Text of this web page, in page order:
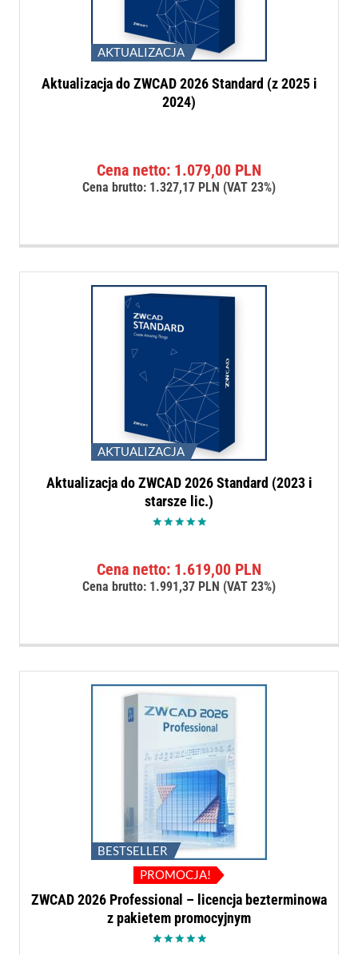
AKTUALIZACJA
Aktualizacja do ZWCAD 2026 Standard (z 2025 i
2024)
Cena netto: 1.079,00 PLN
Cena brutto: 1.327,17 PLN (VAT 23%)
AKTUALIZACJA
Aktualizacja do ZWCAD 2026 Standard (2023 i
starsze lic.)
Cena netto: 1.619,00 PLN
Cena brutto: 1.991,37 PLN (VAT 23%)
BESTSELLER
PROMOCJA!
ZWCAD 2026 Professional – licencja bezterminowa
z pakietem promocyjnym